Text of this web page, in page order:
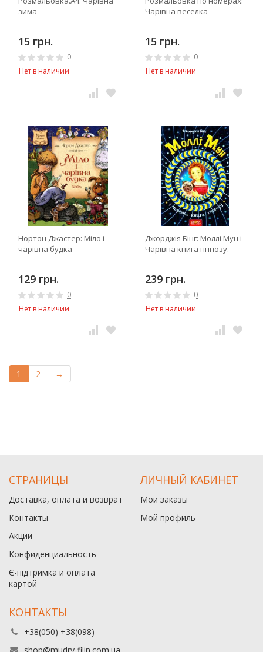
зима
15 грн.
0
Нет в наличии
Чарівна веселка
15 грн.
0
Нет в наличии
Нортон Джастер: Міло і
чарівна будка
129 грн.
0
Нет в наличии
Джорджія Бінг: Моллі Мун і
Чарівна книга гіпнозу.
239 грн.
0
Нет в наличии
1 2 →
СТРАНИЦЫ
Доставка, оплата и возврат
Контакты
Акции
Конфиденциальность
Є-підтримка и оплата
картой
ЛИЧНЫЙ КАБИНЕТ
Мои заказы
Мой профиль
КОНТАКТЫ
+38(050) +38(098)